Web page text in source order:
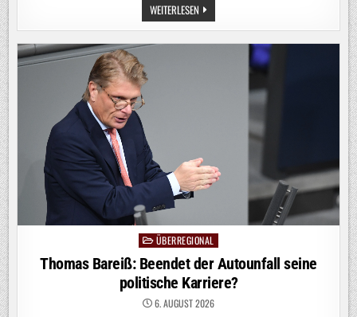
WEITERLESEN PROZESS
IN
BERLIN:
ER
VERGEWALTIGTE
Posted
in
ÜBERREGIONAL
Thomas Bareiß: Beendet der Autounfall seine
politische Karriere?
6. AUGUST 2026